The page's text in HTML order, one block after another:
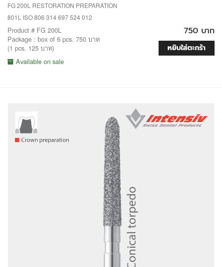
FG 200L RESTORATION PREPARATION
801L ISO 806 314 697 524 012
Product # FG 200L
Package : box of 6 pcs. 750 บาท
(1 pcs. 125 บาท)
Available on sale
750 บาท
หยิบใส่ตะกร้า